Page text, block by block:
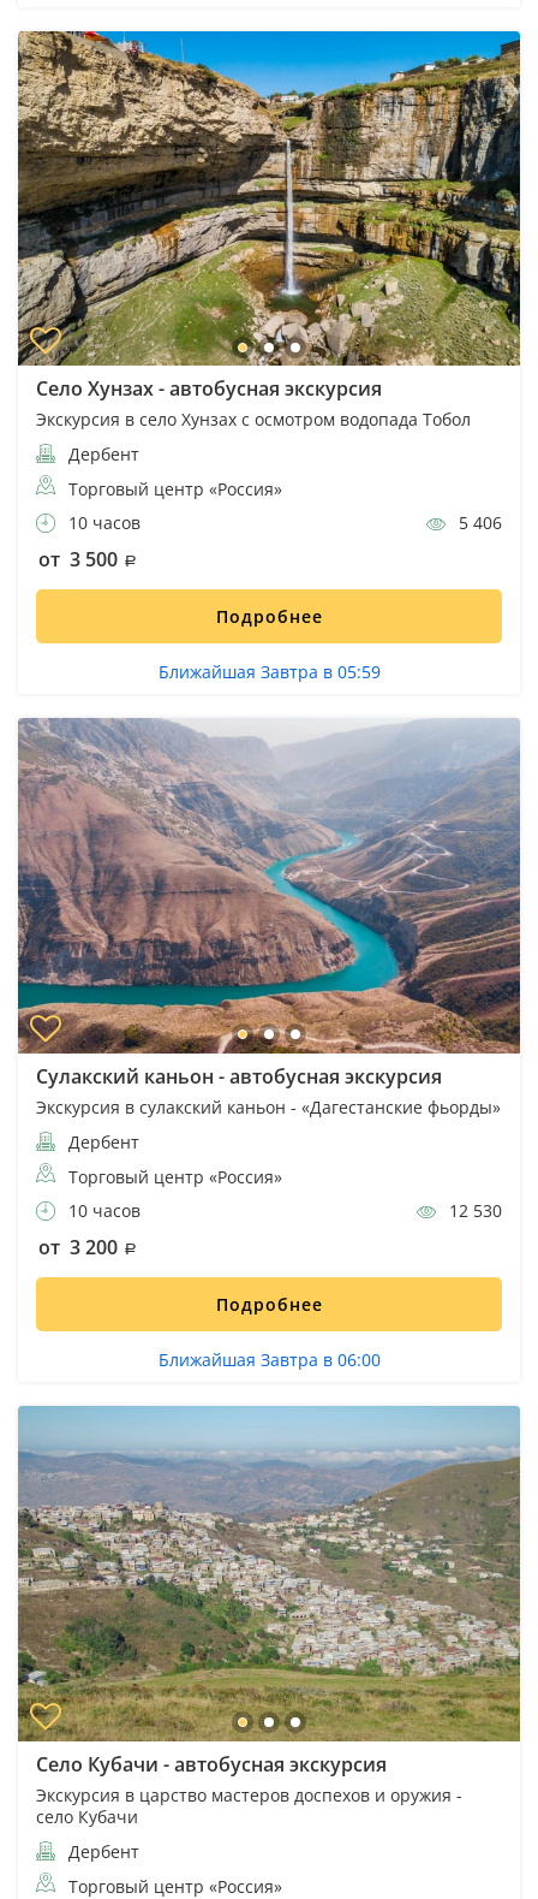
Село Хунзах - автобусная экскурсия
Экскурсия в село Хунзах с осмотром водопада Тобол
Дербент
Торговый центр «Россия»
10 часов
5 406
от 3 500
Подробнее
Ближайшая Завтра в 05:59
Сулакский каньон - автобусная экскурсия
Экскурсия в сулакский каньон - «Дагестанские фьорды»
Дербент
Торговый центр «Россия»
10 часов
12 530
от 3 200
Подробнее
Ближайшая Завтра в 06:00
Село Кубачи - автобусная экскурсия
Экскурсия в царство мастеров доспехов и оружия -
село Кубачи
Дербент
Торговый центр «Россия»